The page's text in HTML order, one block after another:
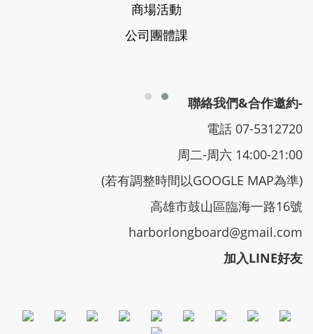
商場活動
公司團體課
聯絡我們&合作邀約-
電話 07-5312720
周二-周六 14:00-21:00
(若有調整時間以GOOGLE MAP為準)
高雄市鼓山區臨海一路16號
harborlongboard@gmail.com
加入LINE好友